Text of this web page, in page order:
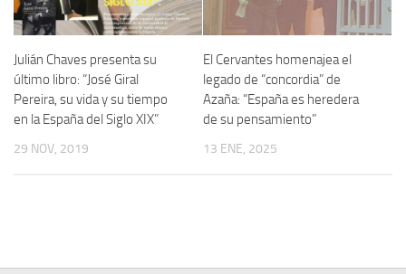
Informe Represión en Toledo 1936-1947 | Buscador
Informe de la fosa de abril de 1939 de Tembleque
Enciclopedia Republicana
Militantes históricos IR
Personajes republicanos
Julián Chaves presenta su
último libro: “José Giral
Pereira, su vida y su tiempo
en la España del Siglo XIX”
29 NOV, 2019
El Cervantes homenajea el
legado de “concordia” de
Azaña: “España es heredera
de su pensamiento”
13 ENE, 2025